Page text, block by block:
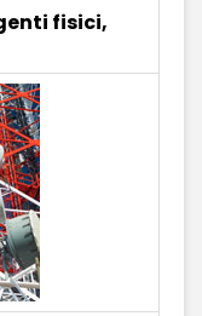
fisici,